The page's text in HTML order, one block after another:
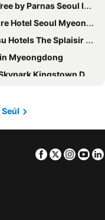
by Parnas Seoul Insadong
Hotel Seoul Myeongdong
The Splaisir Seoul Myeongdong
Myeongdong
Kingstown Dongdaemun
Parnas Seoul Myeongdong 2
Skypark Myeongdong 1
Seúl
Facebook
Twitter